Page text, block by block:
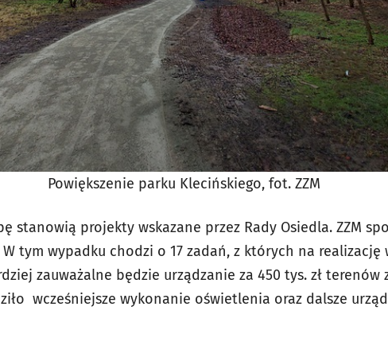
Powiększenie parku Klecińskiego, fot. ZZM
stanowią projekty wskazane przez Rady Osiedla. ZZM
W tym wypadku chodzi o 17 zadań, z których na realizację
zauważalne będzie urządzanie za 450 tys. zł terenów
wcześniejsze wykonanie oświetlenia oraz dalsze